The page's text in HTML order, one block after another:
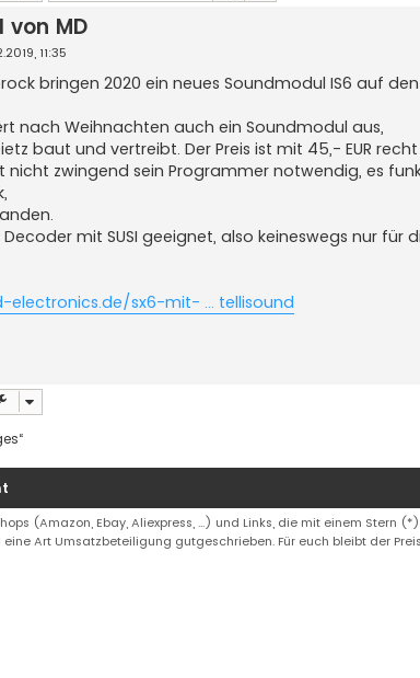
von MD
11:35
bringen 2020 ein neues Soundmodul IS6 auf
nach Weihnachten auch ein Soundmodul aus,
baut und vertreibt. Der Preis ist mit 45,- EUR
nicht zwingend sein Programmer notwendig, es
mit SUSI geeignet, also keineswegs nur für
sx6-mit- ... tellisound
(Amazon, Ebay, Aliexpress, ...) und Links, die mit einem
Art Umsatzbeteiligung gutgeschrieben. Für euch bleibt der